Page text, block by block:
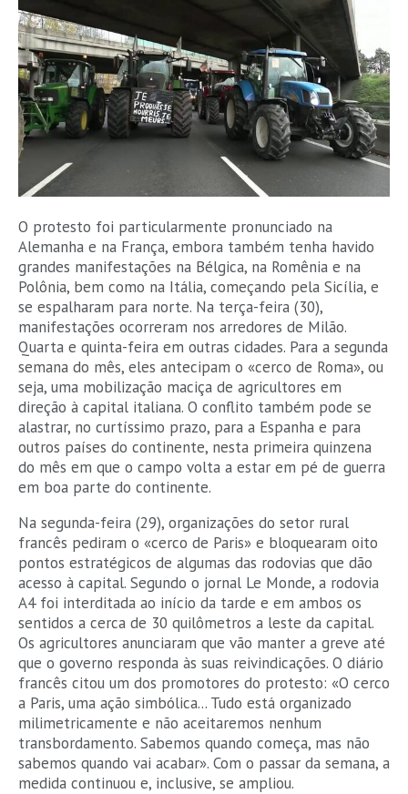
O protesto foi particularmente pronunciado na
Alemanha e na França, embora também tenha havido
grandes manifestações na Bélgica, na Romênia e na
Polônia, bem como na Itália, começando pela Sicília, e
se espalharam para norte. Na terça-feira (30),
manifestações ocorreram nos arredores de Milão.
Quarta e quinta-feira em outras cidades. Para a segunda
semana do mês, eles antecipam o «cerco de Roma», ou
seja, uma mobilização maciça de agricultores em
direção à capital italiana. O conflito também pode se
alastrar, no curtíssimo prazo, para a Espanha e para
outros países do continente, nesta primeira quinzena
do mês em que o campo volta a estar em pé de guerra
em boa parte do continente.
Na segunda-feira (29), organizações do setor rural
francês pediram o «cerco de Paris» e bloquearam oito
pontos estratégicos de algumas das rodovias que dão
acesso à capital. Segundo o jornal Le Monde, a rodovia
A4 foi interditada ao início da tarde e em ambos os
sentidos a cerca de 30 quilômetros a leste da capital.
Os agricultores anunciaram que vão manter a greve até
que o governo responda às suas reivindicações. O diário
francês citou um dos promotores do protesto: «O cerco
a Paris, uma ação simbólica... Tudo está organizado
milimetricamente e não aceitaremos nenhum
transbordamento. Sabemos quando começa, mas não
sabemos quando vai acabar». Com o passar da semana, a
medida continuou e, inclusive, se ampliou.